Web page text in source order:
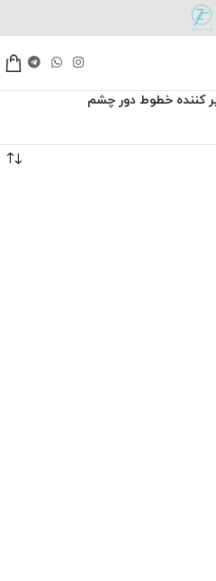
کننده خطوط دور چشم